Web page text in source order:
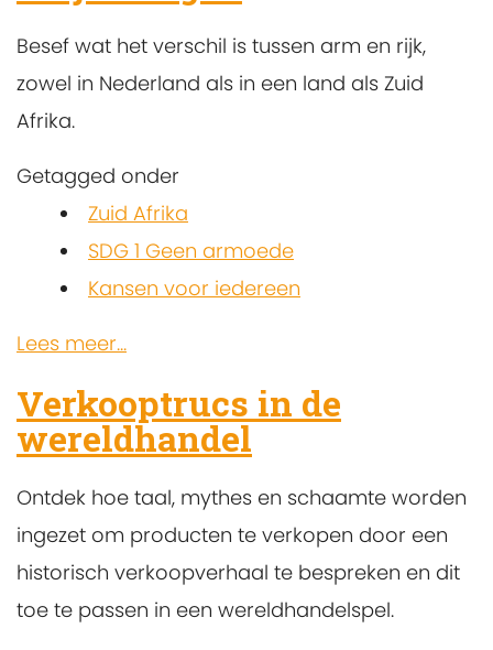
Besef wat het verschil is tussen arm en rijk,
zowel in Nederland als in een land als Zuid
Afrika.
Getagged onder
Zuid Afrika
SDG 1 Geen armoede
Kansen voor iedereen
Lees meer...
Verkooptrucs in de
wereldhandel
Ontdek hoe taal, mythes en schaamte worden
ingezet om producten te verkopen door een
historisch verkoopverhaal te bespreken en dit
toe te passen in een wereldhandelspel.